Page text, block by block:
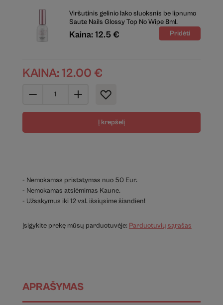
Viršutinis gelinio lako sluoksnis be lipnumo
Saute Nails Glossy Top No Wipe 8ml.
Kaina: 12.5 €
KAINA: 12.00 €
Į krepšelį
- Nemokamas pristatymas nuo 50 Eur.
- Nemokamas atsiėmimas Kaune.
- Užsakymus iki 12 val. išsiųsime šiandien!
Įsigykite prekę mūsų parduotuvėje: Parduotuvių sąrašas
APRAŠYMAS